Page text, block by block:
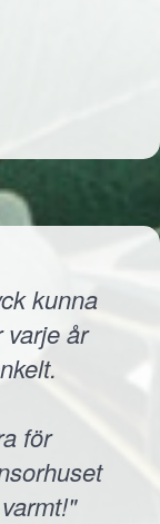
kunna
varje år
för